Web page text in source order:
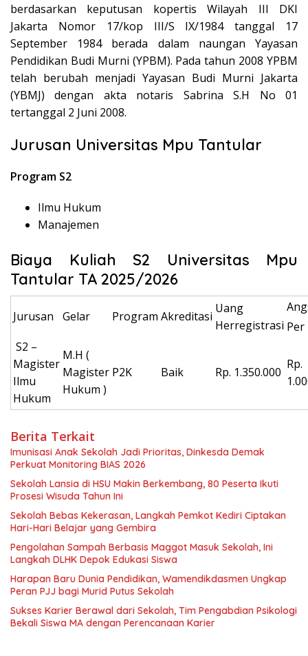
berdasarkan keputusan kopertis Wilayah III DKI
Jakarta Nomor 17/kop III/S IX/1984 tanggal 17
September 1984 berada dalam naungan Yayasan
Pendidikan Budi Murni (YPBM). Pada tahun 2008 YPBM
telah berubah menjadi Yayasan Budi Murni Jakarta
(YBMJ) dengan akta notaris Sabrina S.H No 01
tertanggal 2 Juni 2008.
Jurusan Universitas Mpu Tantular
Program S2
Ilmu Hukum
Manajemen
Biaya Kuliah S2 Universitas Mpu
Tantular TA 2025/2026
Jurusan Gelar Program Akreditasi
Uang
Herregistrasi Per
S2 –
Magister
Ilmu
Hukum
M.H (
Magister
Hukum )
P2K Baik Rp. 1.350.000
Rp.
Berita Terkait
Imunisasi Anak Sekolah Jadi Prioritas, Dinkesda Demak
Perkuat Monitoring BIAS 2026
Sekolah Lansia di HSU Makin Berkembang, 80 Peserta Ikuti
Prosesi Wisuda Tahun Ini
Sekolah Bebas Kekerasan, Langkah Pemkot Kediri Ciptakan
Hari-Hari Belajar yang Gembira
Pengolahan Sampah Berbasis Maggot Masuk Sekolah, Ini
Langkah DLHK Depok Edukasi Siswa
Harapan Baru Dunia Pendidikan, Wamendikdasmen Ungkap
Peran PJJ bagi Murid Putus Sekolah
Sukses Karier Berawal dari Sekolah, Tim Pengabdian Psikologi
Bekali Siswa MA dengan Perencanaan Karier